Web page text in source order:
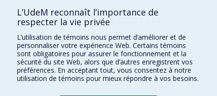
Comment soutenir le Département?
BESOIN D'AIDE?
Plan du site
Signaler une erreur
Accessibilité
FACULTÉ DES ARTS ET DES SCIENCES
L’UdeM reconnaît l’importance de
respecter la vie privée
L’utilisation de témoins nous permet d’améliorer et de
personnaliser votre expérience Web. Certains témoins
sont obligatoires pour assurer le fonctionnement et la
sécurité du site Web, alors que d’autres enregistrent vos
préférences. En acceptant tout, vous consentez à notre
utilisation de témoins pour mieux répondre à vos besoins.